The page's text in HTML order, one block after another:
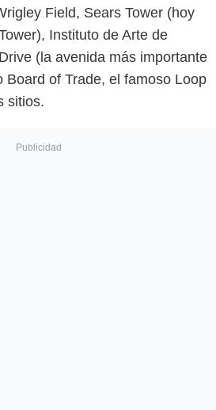
Field, Sears Tower (hoy
Instituto de Arte de
(la avenida más importante
Board of Trade, el famoso Loop
sitios.